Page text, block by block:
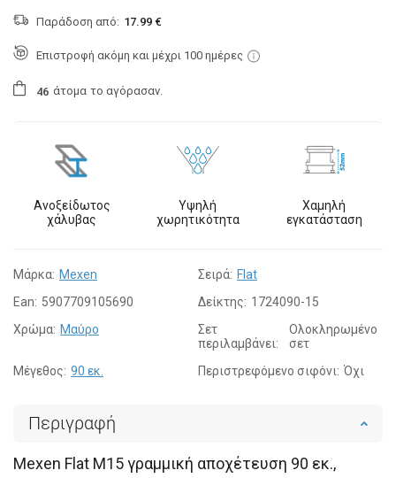
Παράδοση από: 17.99 €
Επιστροφή ακόμη και μέχρι 100 ημέρες
46 άτομα το αγόρασαν.
Ανοξείδωτος
χάλυβας
Υψηλή
χωρητικότητα
Χαμηλή
εγκατάσταση
Μάρκα: Mexen Σειρά: Flat
Ean: 5907709105690 Δείκτης: 1724090-15
Χρώμα: Μαύρο
Σετ
περιλαμβάνει:
Ολοκληρωμένο
σετ
Μέγεθος: 90 εκ. Περιστρεφόμενο σιφόνι: Όχι
Περιγραφή
Mexen Flat M15 γραμμική αποχέτευση 90 εκ.,